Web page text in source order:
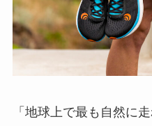
「地球上で最も自然に